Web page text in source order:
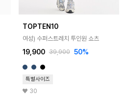
TOPTEN10
여성) 수퍼스트레치 투인원 쇼츠
19,900 39,900 50%
특별사이즈
30